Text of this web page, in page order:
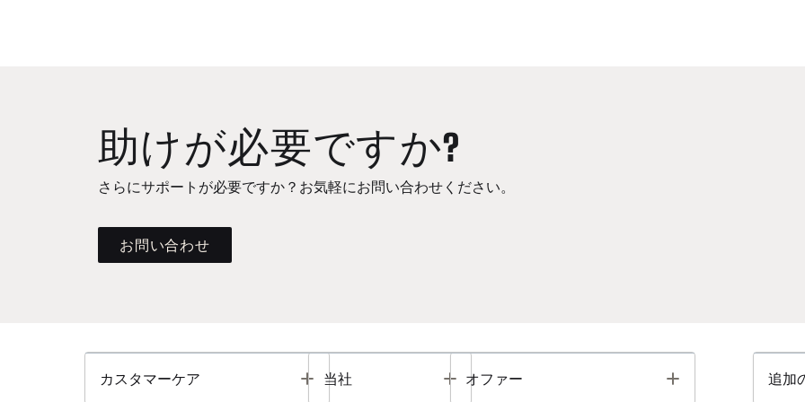
助けが必要ですか?
さらにサポートが必要ですか？お気軽にお問い合わせください。
お問い合わせ
カスタマーケア Toggle
当社 Toggle
オファー Toggle 追加